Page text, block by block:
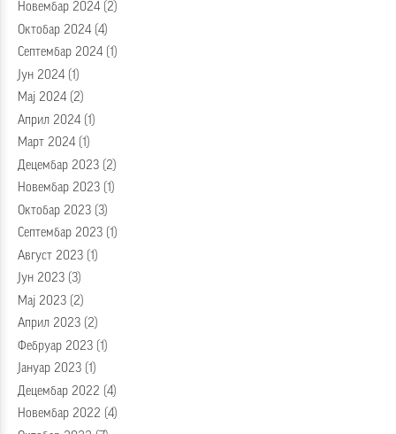
Новембар 2024 (2)
Октобар 2024 (4)
Септембар 2024 (1)
Јун 2024 (1)
Мај 2024 (2)
Април 2024 (1)
Март 2024 (1)
Децембар 2023 (2)
Новембар 2023 (1)
Октобар 2023 (3)
Септембар 2023 (1)
Август 2023 (1)
Јун 2023 (3)
Мај 2023 (2)
Април 2023 (2)
Фебруар 2023 (1)
Јануар 2023 (1)
Децембар 2022 (4)
Новембар 2022 (4)